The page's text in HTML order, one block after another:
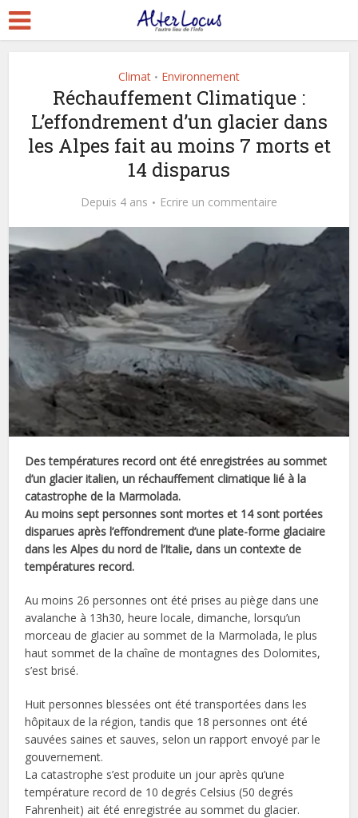
Climat • Environnement
Réchauffement Climatique :
L’effondrement d’un glacier dans
les Alpes fait au moins 7 morts et
14 disparus
Depuis 4 ans Ecrire un commentaire
Des températures record ont été enregistrées au sommet
d’un glacier italien, un réchauffement climatique lié à la
catastrophe de la Marmolada.
Au moins sept personnes sont mortes et 14 sont portées
disparues après l’effondrement d’une plate-forme glaciaire
dans les Alpes du nord de l’Italie, dans un contexte de
températures record.
Au moins 26 personnes ont été prises au piège dans une
avalanche à 13h30, heure locale, dimanche, lorsqu’un
morceau de glacier au sommet de la Marmolada, le plus
haut sommet de la chaîne de montagnes des Dolomites,
s’est brisé.
Huit personnes blessées ont été transportées dans les
hôpitaux de la région, tandis que 18 personnes ont été
sauvées saines et sauves, selon un rapport envoyé par le
gouvernement.
La catastrophe s’est produite un jour après qu’une
température record de 10 degrés Celsius (50 degrés
Fahrenheit) ait été enregistrée au sommet du glacier.